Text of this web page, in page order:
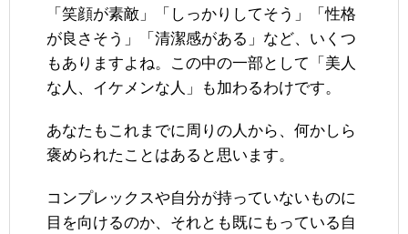
「笑顔が素敵」「しっかりしてそう」「性格
が良さそう」「清潔感がある」など、いくつ
もありますよね。この中の一部として「美人
な人、イケメンな人」も加わるわけです。
あなたもこれまでに周りの人から、何かしら
褒められたことはあると思います。
コンプレックスや自分が持っていないものに
目を向けるのか、それとも既にもっている自